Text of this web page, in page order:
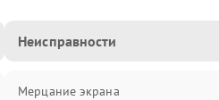
Неисправности
Мерцание экрана